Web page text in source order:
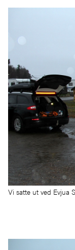
Vi satte ut ved Evjua